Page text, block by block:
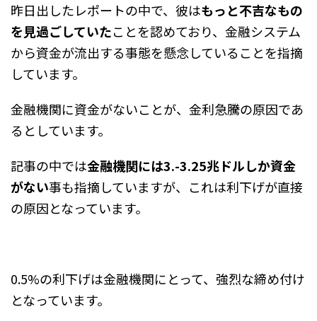
昨日出したレポートの中で、彼はもっと不吉なもの
を見過ごしていたことを認めており、金融システム
から資金が流出する事態を懸念していることを指摘
しています。
金融機関に資金がないことが、金利急騰の原因であ
るとしています。
記事の中では金融機関には3.-3.25兆ドルしか資金
がない事も指摘していますが、これは利下げが直接
の原因となっています。
0.5%の利下げは金融機関にとって、強烈な締め付け
となっています。